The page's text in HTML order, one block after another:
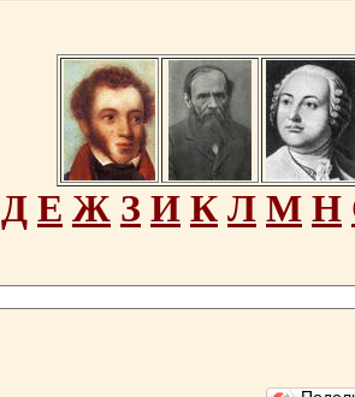
Д Е Ж З И К Л М Н